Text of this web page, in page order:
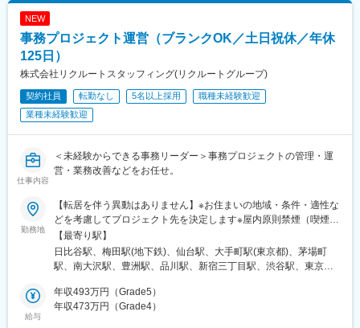
町駅、五反田駅、小川町駅(東京都)、九段下駅、下落合駅、銀座一
丁目駅、赤坂見附駅、麻布十番駅、信濃町駅、池ノ上駅、立川南
駅、横浜駅、武蔵溝ノ口駅、北浜駅(大阪府)
NEW
事務プロジェクト運営（ブランクOK／土日祝休／年休
125日）
株式会社リクルートスタッフィング(リクルートグループ)
契約社員 転勤なし 5名以上採用
職種未経験歓迎
業種未経験歓迎
仕事内容
＜未経験からできる事務リーダー＞事務プロジェクトの管理・運
営・業務改善などをお任せ。
勤務地
【転居を伴う異動はありません】※お住まいの地域・条件・適性な
どを考慮してプロジェクト先を決定します※屋内原則禁煙（喫煙室
あり）【勤務地エリア】■関東圏：東京都（23区・23区外）／神
奈川県／埼玉県／千葉県■その他：大阪／仙台【本社】・東京都千
代田区有楽町1-13-1 第一生命日比谷ファースト（14階、19・20
ワーズノース32F・宮城県仙台市青葉区花京院１丁目2-3（プロジ
ェクト先の住所は上記事業所の住所とは異なる場合があります）--
【最寄り駅】
日比谷駅、梅田駅(地下鉄)、仙台駅、大手町駅(東京都)、茅場町
駅、南大沢駅、豊洲駅、品川駅、新宿三丁目駅、渋谷駅、東京
都)、新橋駅、有楽町駅、芝浦ふ頭駅、目黒駅、大崎駅、神田駅(東
京都)、御茶ノ水駅、飯田橋駅、四ツ谷駅、市ケ谷駅、高田馬場
給与
年収493万円（Grade5）
年収473万円（Grade4）